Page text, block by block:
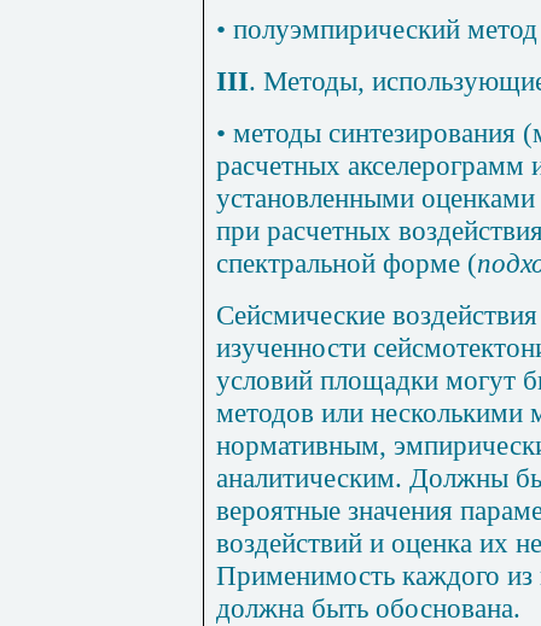
• полуэмпирический
III. Методы,
• методы синтезирования
расчетных акселерограмм
установленными
при расчетных
спектральной форме (
Сейсмические
изученности
условий площадки могут
методов или несколькими
нормативным,
аналитическим. Должны
вероятные значения
воздействий и оценка их
Применимость каждого из
должна быть обоснована.